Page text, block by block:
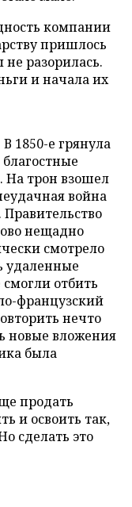
компании
пришлось
не разорилась.
и начала их
1850-е грянула
На трон взошел
война
нещадно
смотрело
удаленные
отбить
французский
нечто
новые вложения
была
продать
и освоить так,
сделать это